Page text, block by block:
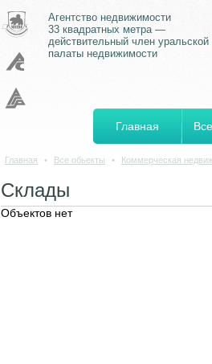
Главная
Агентство недвижимости
33 квадратных метра —
действительный член уральской
палаты недвижимости
Главная • Все обьекты • Коммерческая
Склады
Объектов нет